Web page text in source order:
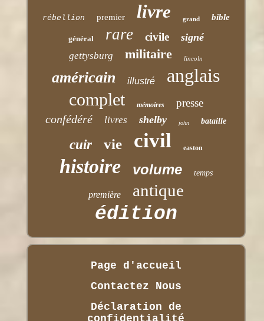
rébellion premier livre grand bible
général rare civile signé
gettysburg militaire lincoln
américain illustré anglais
complet mémoires presse
confédéré livres shelby john bataille
cuir vie civil easton
histoire volume temps
première antique
édition
Page d'accueil
Contactez Nous
Déclaration de
confidentialité